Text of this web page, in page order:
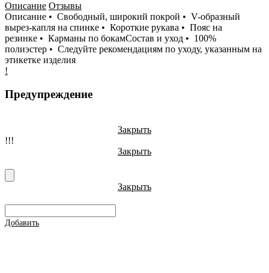
Описание Отзывы
Описание • Свободный, широкий покрой • V-образный
вырез-капля на спинке • Короткие рукава • Пояс на
резинке • Карманы по бокамСостав и уход • 100%
полиэстер • Следуйте рекомендациям по уходу, указанным на
этикетке изделия
!
Предупреждение
Закрыть
!!!
Закрыть
Закрыть
Добавить